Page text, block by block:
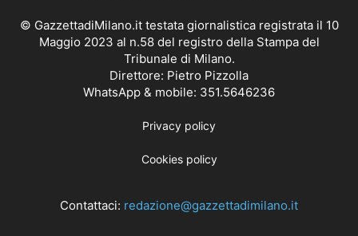
© GazzettadiMilano.it testata giornalistica registrata il 10
Maggio 2023 al n.58 del registro della Stampa del
Tribunale di Milano.
Direttore: Pietro Pizzolla
WhatsApp & mobile: 351.5646236
Privacy policy
Cookies policy
Contattaci: redazione@gazzettadimilano.it